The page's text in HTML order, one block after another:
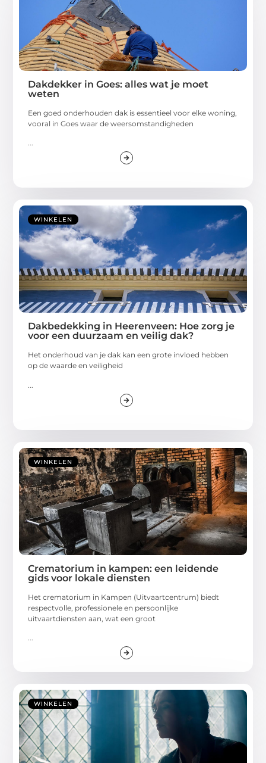
Dakdekker in Goes: alles wat je moet
weten
Een goed onderhouden dak is essentieel voor elke woning,
vooral in Goes waar de weersomstandigheden
...
WINKELEN
Dakbedekking in Heerenveen: Hoe zorg je
voor een duurzaam en veilig dak?
Het onderhoud van je dak kan een grote invloed hebben
op de waarde en veiligheid
WINKELEN
Crematorium in kampen: een leidende
gids voor lokale diensten
Het crematorium in Kampen (Uitvaartcentrum) biedt
respectvolle, professionele en persoonlijke
uitvaartdiensten aan, wat een groot
...
WINKELEN